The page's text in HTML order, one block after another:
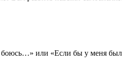
или «Если бы у меня